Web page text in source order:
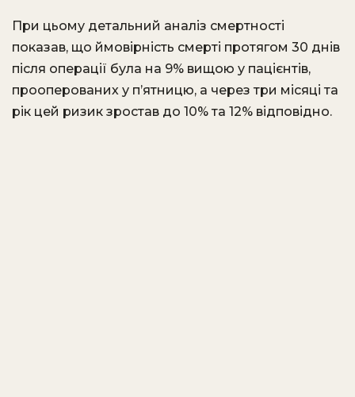
При цьому детальний аналіз смертності
показав, що ймовірність смерті протягом 30 днів
після операції була на 9% вищою у пацієнтів,
прооперованих у п’ятницю, а через три місяці та
рік цей ризик зростав до 10% та 12% відповідно.